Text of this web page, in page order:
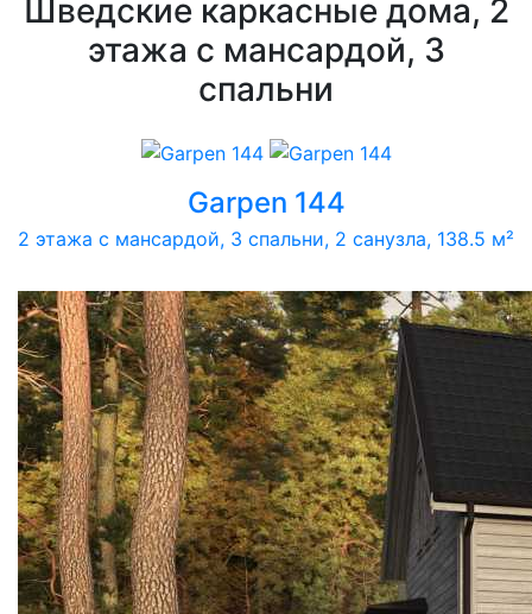
Шведские каркасные дома, 2
этажа с мансардой, 3
спальни
Garpen 144
2 этажа с мансардой, 3 спальни, 2 санузла, 138.5 м²